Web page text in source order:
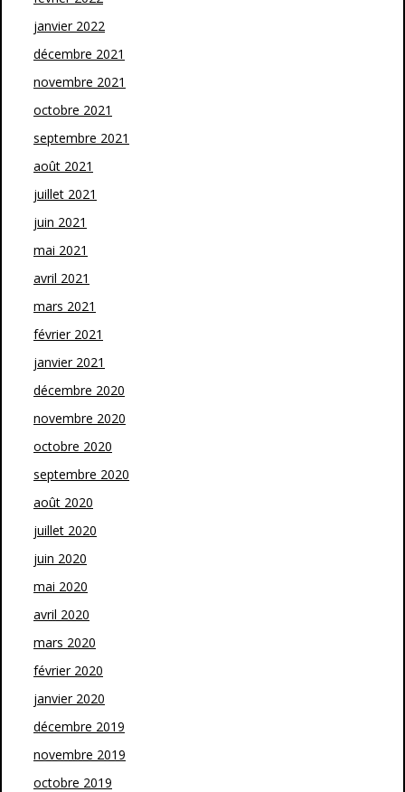
janvier 2022
décembre 2021
novembre 2021
octobre 2021
septembre 2021
août 2021
juillet 2021
juin 2021
mai 2021
avril 2021
mars 2021
février 2021
janvier 2021
décembre 2020
novembre 2020
octobre 2020
septembre 2020
août 2020
juillet 2020
juin 2020
mai 2020
avril 2020
mars 2020
février 2020
janvier 2020
décembre 2019
novembre 2019
octobre 2019